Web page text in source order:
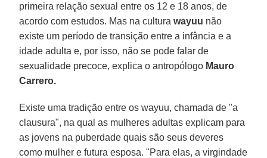
primeira relação sexual entre os 12 e 18 anos, de
acordo com estudos. Mas na culturawayuu não
existe um período de transição entre a infância e a
idade adulta e, por isso, não se pode falar de
sexualidade precoce, explica o antropólogo Mauro
Carrero.
Existe uma tradição entre os wayuu, chamada de "a
clausura", na qual as mulheres adultas explicam para
as jovens na puberdade quais são seus deveres
como mulher e futura esposa. "Para elas, a virgindade